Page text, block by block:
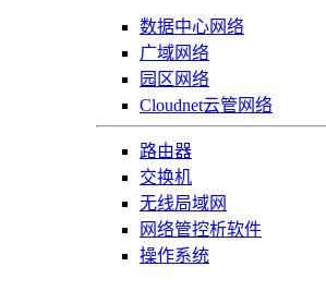
数据中心网络
广域网络
园区网络
Cloudnet云管网络
路由器
交换机
无线局域网
网络管控析软件
操作系统